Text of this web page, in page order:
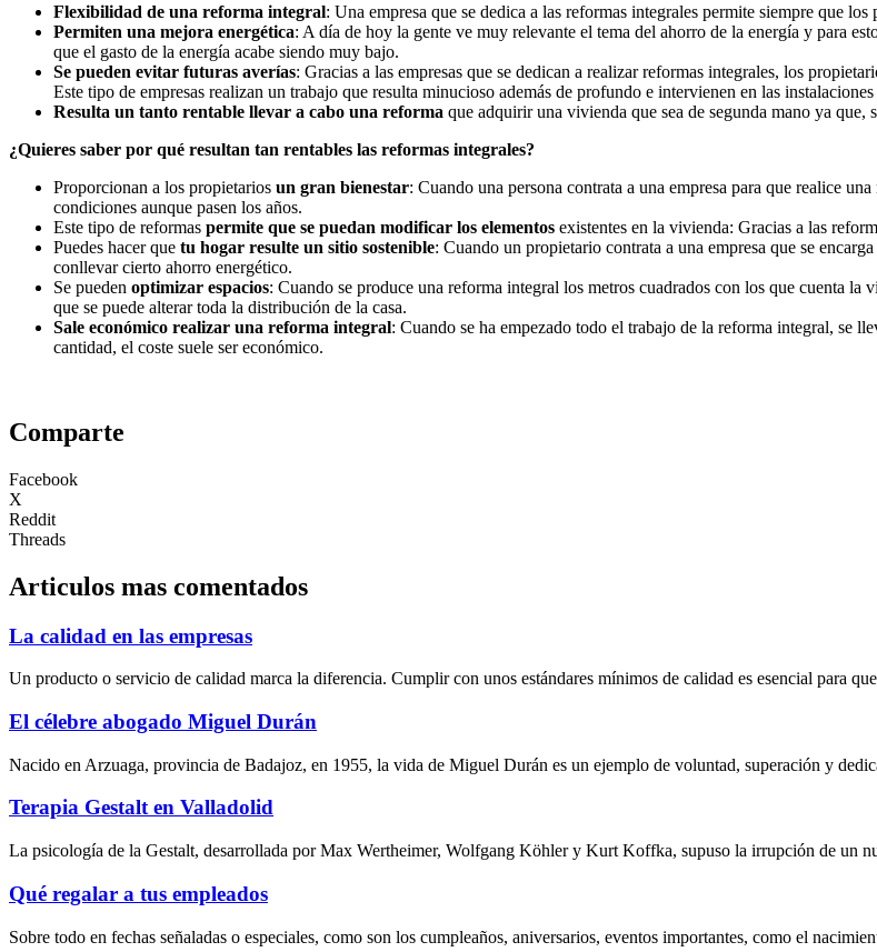
Flexibilidad de una reforma integral: Una empresa que se dedica a las reformas integrales permite siempre que los
Permiten una mejora energética: A día de hoy la gente ve muy relevante el tema del ahorro de la energía y para
que el gasto de la energía acabe siendo muy bajo.
Se pueden evitar futuras averías: Gracias a las empresas que se dedican a realizar reformas integrales, los
Este tipo de empresas realizan un trabajo que resulta minucioso además de profundo e intervienen en las
Resulta un tanto rentable llevar a cabo una reforma que adquirir una vivienda que sea de segunda mano ya que,
¿Quieres saber por qué resultan tan rentables las reformas integrales?
Proporcionan a los propietarios un gran bienestar: Cuando una persona contrata a una empresa para que realice
condiciones aunque pasen los años.
Este tipo de reformas permite que se puedan modificar los elementos existentes en la vivienda: Gracias a las
Puedes hacer que tu hogar resulte un sitio sostenible: Cuando un propietario contrata a una empresa que se
conllevar cierto ahorro energético.
Se pueden optimizar espacios: Cuando se produce una reforma integral los metros cuadrados con los que cuenta
que se puede alterar toda la distribución de la casa.
Sale económico realizar una reforma integral: Cuando se ha empezado todo el trabajo de la reforma integral, se
cantidad, el coste suele ser económico.
Comparte
Facebook
X
Reddit
Threads
Articulos mas comentados
La calidad en las empresas
Un producto o servicio de calidad marca la diferencia. Cumplir con unos estándares mínimos de calidad es esencial para
El célebre abogado Miguel Durán
Nacido en Arzuaga, provincia de Badajoz, en 1955, la vida de Miguel Durán es un ejemplo de voluntad, superación y
Terapia Gestalt en Valladolid
La psicología de la Gestalt, desarrollada por Max Wertheimer, Wolfgang Köhler y Kurt Koffka, supuso la irrupción de un
Qué regalar a tus empleados
Sobre todo en fechas señaladas o especiales, como son los cumpleaños, aniversarios, eventos importantes, como el